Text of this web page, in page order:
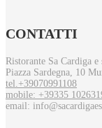
CONTATTI
Ristorante Sa Cardiga e
Piazza Sardegna, 10
tel.+39070991108
mobile: +39335
email: